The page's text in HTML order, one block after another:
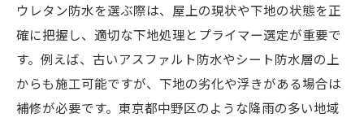
ウレタン防水を選ぶ際は、屋上の現状や下地の状態を正
確に把握し、適切な下地処理とプライマー選定が重要で
す。例えば、古いアスファルト防水やシート防水層の上
からも施工可能ですが、下地の劣化や浮きがある場合は
補修が必要です。東京都中野区のような降雨の多い地域